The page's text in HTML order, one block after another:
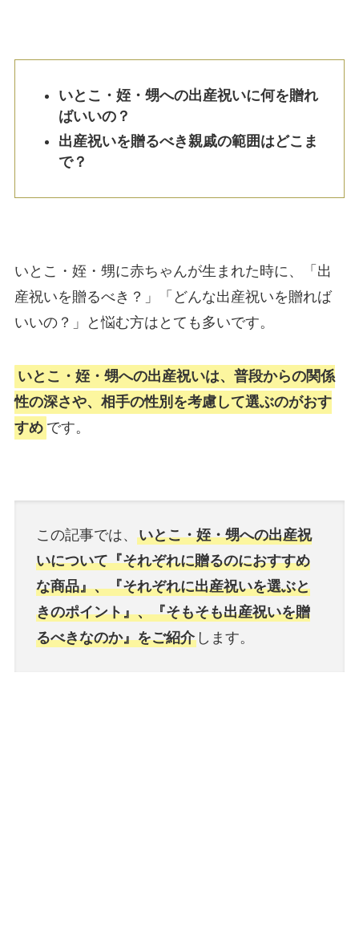
いとこ・姪・甥への出産祝いに何を贈れ
ばいいの？
出産祝いを贈るべき親戚の範囲はどこま
で？
いとこ・姪・甥に赤ちゃんが生まれた時に、「出
産祝いを贈るべき？」「どんな出産祝いを贈れば
いいの？」と悩む方はとても多いです。
いとこ・姪・甥への出産祝いは、普段からの関係
性の深さや、相手の性別を考慮して選ぶのがおす
すめ です。
この記事では、 いとこ・姪・甥への出産祝
いについて『それぞれに贈るのにおすすめ
な商品』、『それぞれに出産祝いを選ぶと
きのポイント』、『そもそも出産祝いを贈
るべきなのか』をご紹介します。